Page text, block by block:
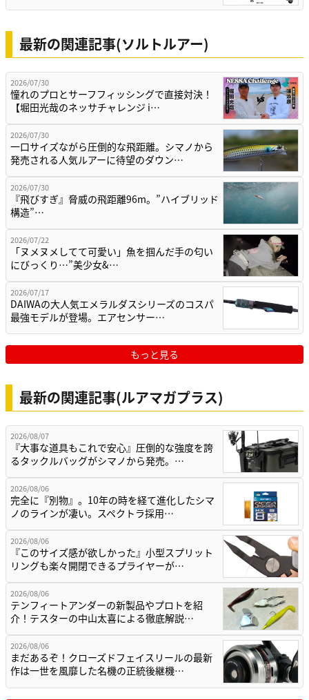
最新の関連記事(ソルトルアー)
2026/07/30
憧れのプロとサーフフィッシングで直接対決！
【堀田光哉のネッサチャレンジ i…
2026/07/30
一口サイズながら圧倒的な飛距離。シマノから
発売される人気ルアーに待望のダウン…
2026/07/30
『飛びすぎ』脅威の飛距離96m。”ハイブリッド
構造”…
2026/07/22
「ヌメヌメしてて可愛い」魚を掴んだ手の匂い
にびっくり…”美少女&…
2026/07/17
DAIWAの大人気エメラルダスシリーズのコスパ
最強モデルが登場。エアセンサー…
もっと見る
最新の関連記事(ルアマガプラス)
2026/08/07
『大事な道具もこれで安心』圧倒的な強度を誇
るタックルバッグがシマノから発売。…
2026/08/06
完全に『別物』。10年の時を経て進化したシマ
ノのラインが凄い。スペクトラ採用…
2026/08/06
『このサイズ感が欲しかった』小型スプリット
リングも楽々開閉できるプライヤーが…
2026/08/06
テンフィートアンダーの新製品やプロトを紹
介！テスターの中山太喜による徹底解説…
2026/08/06
まだあるぞ！クローズドフェイスリールの最新
作は一世を風靡した名機の正統後継機…